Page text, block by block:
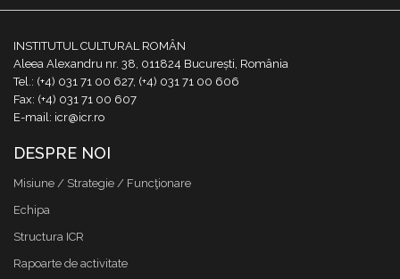
INSTITUTUL CULTURAL ROMÂN
Aleea Alexandru nr. 38, 011824 București, România
Tel.: (+4) 031 71 00 627, (+4) 031 71 00 606
Fax: (+4) 031 71 00 607
E-mail: icr@icr.ro
DESPRE NOI
Misiune / Strategie / Funcţionare
Echipa
Structura ICR
Rapoarte de activitate